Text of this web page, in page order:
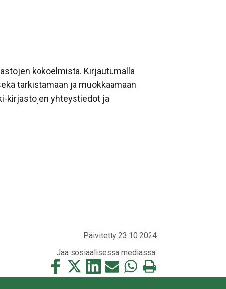
kokoelmista. Kirjautumalla
tarkistamaan ja muokkaamaan
kirjastojen yhteystiedot ja
Päivitetty 23.10.2024
Jaa sosiaalisessa mediassa:
Jaa
tämä
Jaa
tämä
Jaa
tämä
Jaa
tämä
Jaa
tämä
Tulosta
tämä